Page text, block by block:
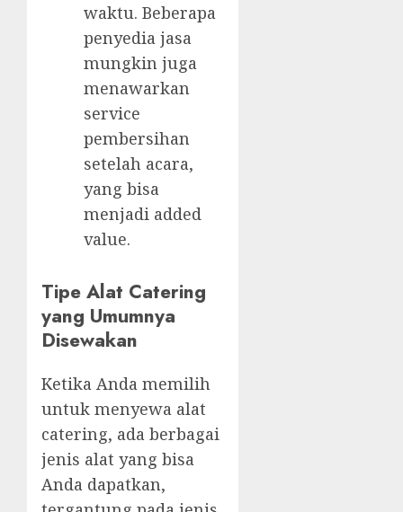
waktu. Beberapa
penyedia jasa
mungkin juga
menawarkan
service
pembersihan
setelah acara,
yang bisa
menjadi added
value.
Tipe Alat Catering
yang Umumnya
Disewakan
Ketika Anda memilih
untuk menyewa alat
catering, ada berbagai
jenis alat yang bisa
Anda dapatkan,